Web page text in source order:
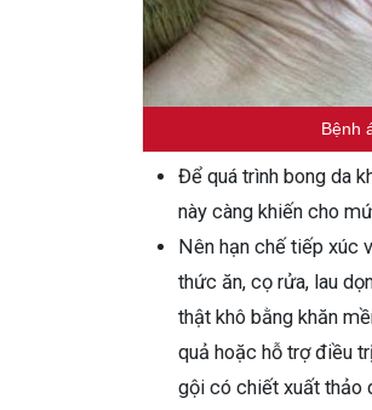
Bệnh
Để quá trình bong da
này càng khiến cho
Nên hạn chế tiếp xúc
thức ăn, cọ rửa, lau
thật khô bằng khăn
quả hoặc hỗ trợ điều
gội có chiết xuất thảo